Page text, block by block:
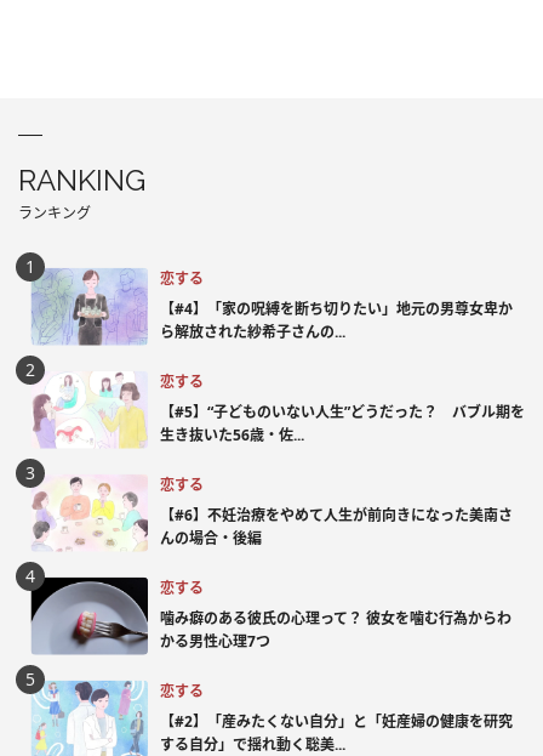
RANKING
ランキング
恋する
【#4】「家の呪縛を断ち切りたい」地元の男尊女卑か
ら解放された紗希子さんの...
恋する
【#5】“子どものいない人生”どうだった？ バブル期を
生き抜いた56歳・佐...
恋する
【#6】不妊治療をやめて人生が前向きになった美南さ
んの場合・後編
恋する
噛み癖のある彼氏の心理って？ 彼女を噛む行為からわ
かる男性心理7つ
恋する
【#2】「産みたくない自分」と「妊産婦の健康を研究
する自分」で揺れ動く聡美...